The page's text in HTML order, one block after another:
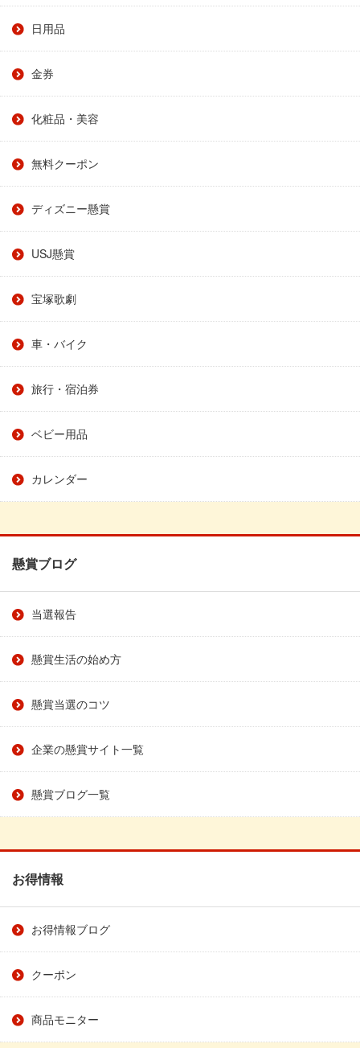
日用品
金券
化粧品・美容
無料クーポン
ディズニー懸賞
USJ懸賞
宝塚歌劇
車・バイク
旅行・宿泊券
ベビー用品
カレンダー
懸賞ブログ
当選報告
懸賞生活の始め方
懸賞当選のコツ
企業の懸賞サイト一覧
懸賞ブログ一覧
お得情報
お得情報ブログ
クーポン
商品モニター